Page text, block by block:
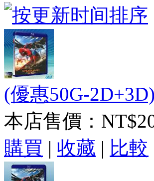
(優惠50G-
本店售價：
購買 | 收藏 | 比較